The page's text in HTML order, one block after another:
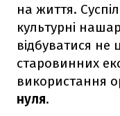
на життя.
культурні
відбуватися
старовинних
використання
нуля.